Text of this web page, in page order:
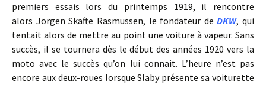
premiers essais lors du printemps 1919, il rencontre
alors Jörgen Skafte Rasmussen, le fondateur deDKW, qui
tentait alors de mettre au point une voiture à vapeur. Sans
succès, il se tournera dès le début des années 1920 vers la
moto avec le succès qu’on lui connait. L’heure n’est pas
encore aux deux-roues lorsque Slaby présente sa voiturette